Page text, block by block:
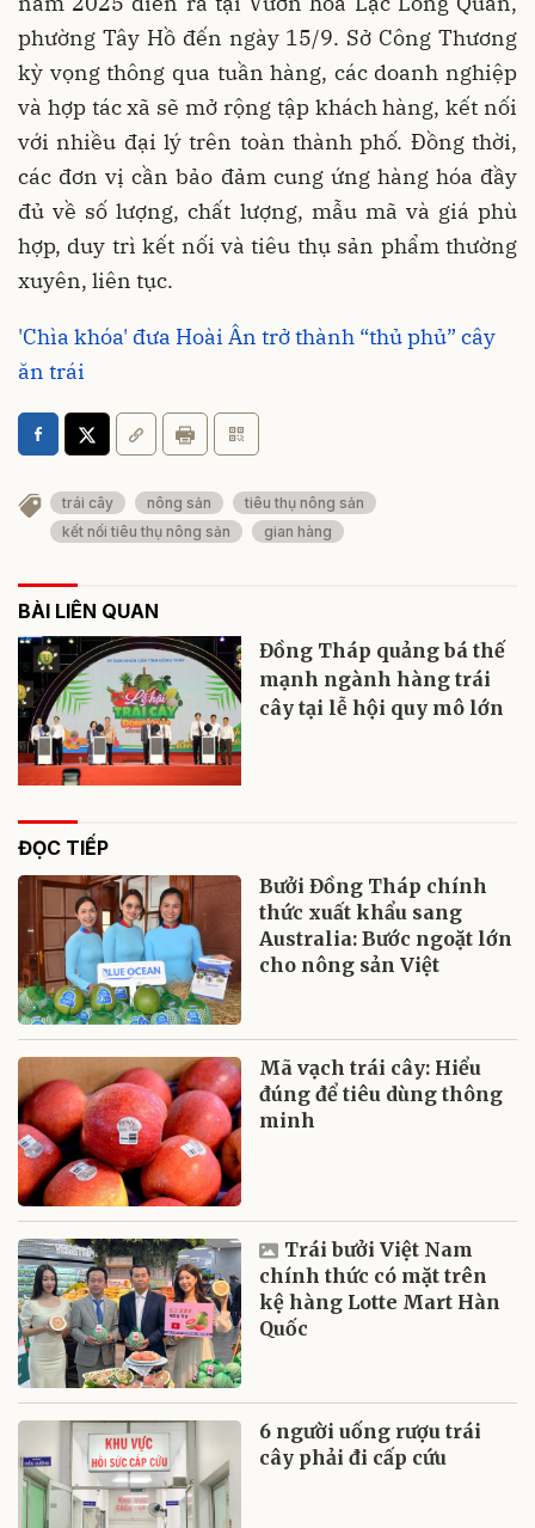
phường Tây Hồ đến ngày 15/9. Sở Công Thương
kỳ vọng thông qua tuần hàng, các doanh nghiệp
và hợp tác xã sẽ mở rộng tập khách hàng, kết nối
với nhiều đại lý trên toàn thành phố. Đồng thời,
các đơn vị cần bảo đảm cung ứng hàng hóa đầy
đủ về số lượng, chất lượng, mẫu mã và giá phù
hợp, duy trì kết nối và tiêu thụ sản phẩm thường
xuyên, liên tục.
'Chìa khóa' đưa Hoài Ân trở thành “thủ phủ” cây
ăn trái
trái cây nông sản
tiêu thụ nông sản
kết nối tiêu thụ nông sản
gian hàng
BÀI LIÊN QUAN
Đồng Tháp quảng bá thế
mạnh ngành hàng trái
cây tại lễ hội quy mô lớn
ĐỌC TIẾP
Bưởi Đồng Tháp chính
thức xuất khẩu sang
Australia: Bước ngoặt lớn
cho nông sản Việt
Mã vạch trái cây: Hiểu
đúng để tiêu dùng thông
minh
Trái bưởi Việt Nam
chính thức có mặt trên
kệ hàng Lotte Mart Hàn
Quốc
6 người uống rượu trái
cây phải đi cấp cứu